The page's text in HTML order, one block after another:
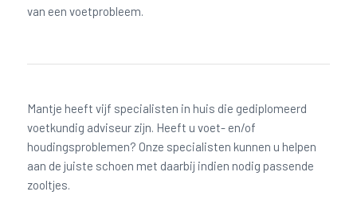
van een voetprobleem.
Mantje heeft vijf specialisten in huis die gediplomeerd
voetkundig adviseur zijn. Heeft u voet- en/of
houdingsproblemen? Onze specialisten kunnen u helpen
aan de juiste schoen met daarbij indien nodig passende
zooltjes.